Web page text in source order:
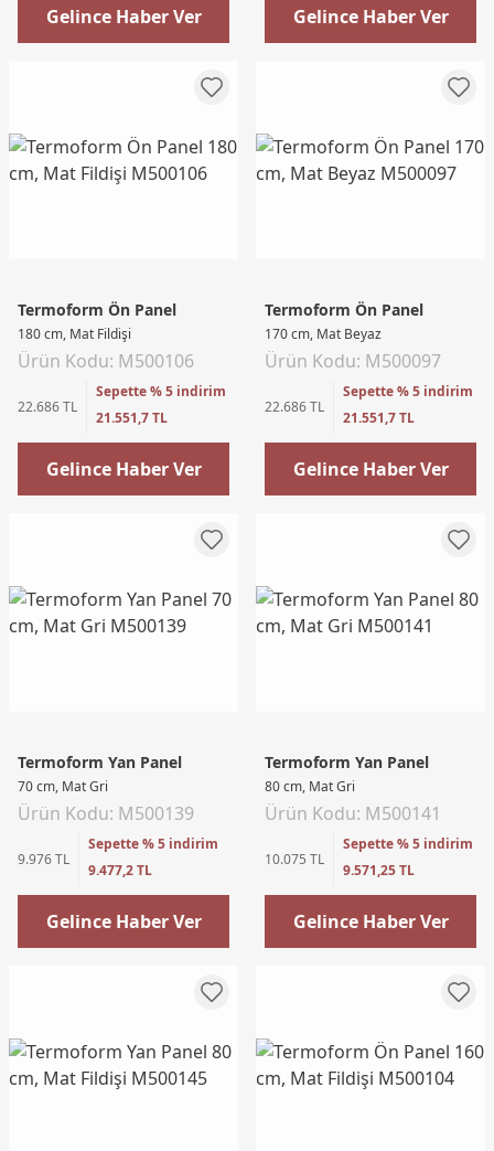
Gelince Haber Ver Gelince Haber Ver
Termoform Ön Panel
180 cm, Mat Fildişi
Ürün Kodu: M500106
22.686 TL
Sepette % 5 indirim
21.551,7 TL
Gelince Haber Ver
Termoform Ön Panel
170 cm, Mat Beyaz
Ürün Kodu: M500097
22.686 TL
Sepette % 5 indirim
21.551,7 TL
Gelince Haber Ver
Termoform Yan Panel
70 cm, Mat Gri
Ürün Kodu: M500139
9.976 TL
Sepette % 5 indirim
9.477,2 TL
Gelince Haber Ver
Termoform Yan Panel
80 cm, Mat Gri
Ürün Kodu: M500141
10.075 TL
Sepette % 5 indirim
9.571,25 TL
Gelince Haber Ver